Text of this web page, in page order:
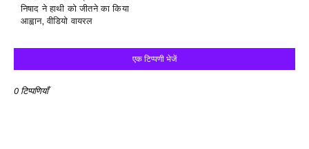
निषाद ने हाथी को जीतने का किया
आह्वान, वीडियो वायरल
एक टिप्पणी भेजें
0 टिप्पणियाँ